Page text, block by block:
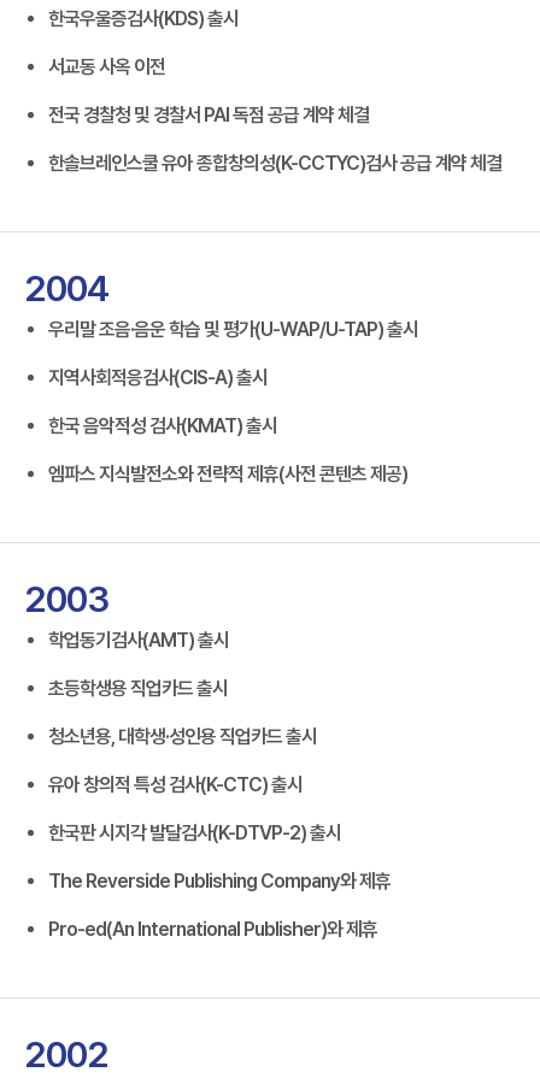
한국우울증검사(KDS) 출시
서교동 사옥 이전
전국 경찰청 및 경찰서 PAI 독점 공급 계약 체결
한솔브레인스쿨 유아 종합창의성(K-CCTYC)검사 공급 계약 체결
2004
우리말 조음·음운 학습 및 평가(U-WAP/U-TAP) 출시
지역사회적응검사(CIS-A) 출시
한국 음악적성 검사(KMAT) 출시
엠파스 지식발전소와 전략적 제휴(사전 콘텐츠 제공)
2003
학업동기검사(AMT) 출시
초등학생용 직업카드 출시
청소년용, 대학생·성인용 직업카드 출시
유아 창의적 특성 검사(K-CTC) 출시
한국판 시지각 발달검사(K-DTVP-2) 출시
The Reverside Publishing Company와 제휴
Pro-ed(An International Publisher)와 제휴
2002